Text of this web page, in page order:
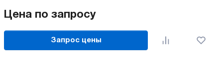
Цена по запросу
Запрос цены